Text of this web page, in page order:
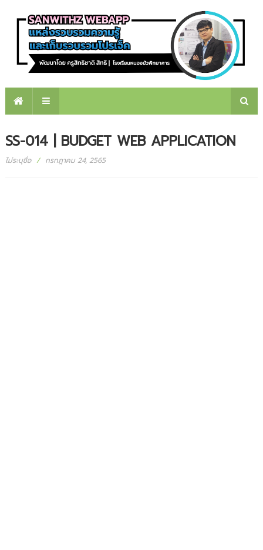
SS-014 | BUDGET WEB APPLICATION
ไม่ระบุชื่อ / กรกฎาคม 24, 2565